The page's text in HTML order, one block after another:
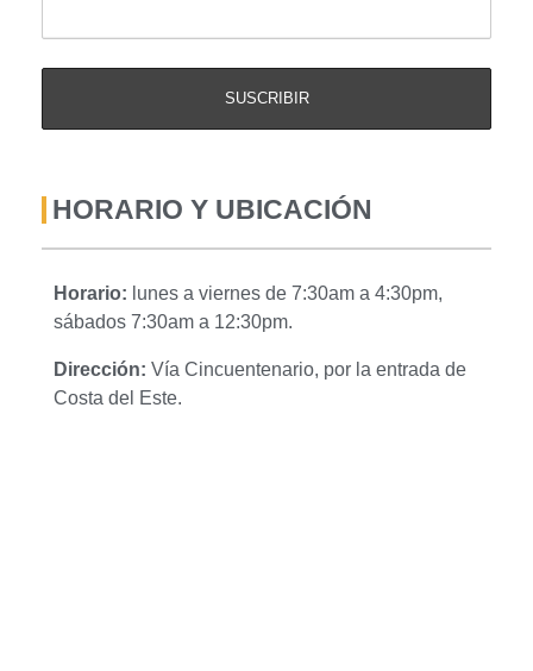
HORARIO Y UBICACIÓN
Horario: lunes a viernes de 7:30am a 4:30pm,
sábados 7:30am a 12:30pm.
Dirección: Vía Cincuentenario, por la entrada de
Costa del Este.